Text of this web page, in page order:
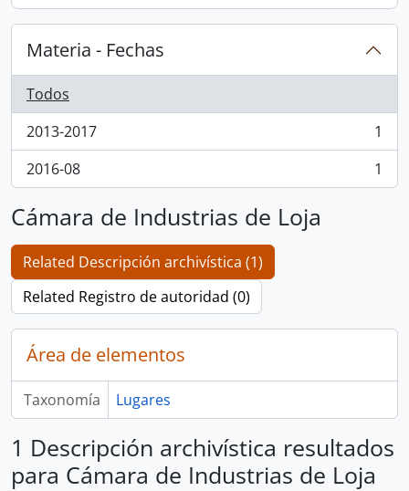
Materia - Fechas
Todos
2013-2017
, 1 resultados
1
2016-08
, 1 resultados 1
Cámara de Industrias de Loja
Related Descripción archivística (1)
Related Registro de autoridad (0)
Área de elementos
Taxonomía Lugares
1 Descripción archivística resultados
para Cámara de Industrias de Loja